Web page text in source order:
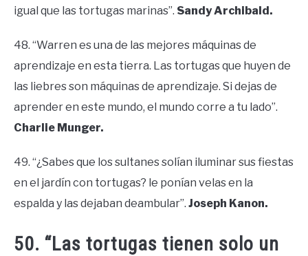
igual que las tortugas marinas”. Sandy Archibald.
48. “Warren es una de las mejores máquinas de
aprendizaje en esta tierra. Las tortugas que huyen de
las liebres son máquinas de aprendizaje. Si dejas de
aprender en este mundo, el mundo corre a tu lado”.
Charlie Munger.
49. “¿Sabes que los sultanes solían iluminar sus fiestas
en el jardín con tortugas? le ponían velas en la
espalda y las dejaban deambular”. Joseph Kanon.
50. “Las tortugas tienen solo un